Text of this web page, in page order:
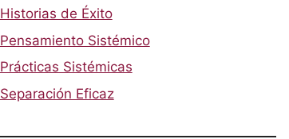
Historias de Éxito
Pensamiento Sistémico
Prácticas Sistémicas
Separación Eficaz